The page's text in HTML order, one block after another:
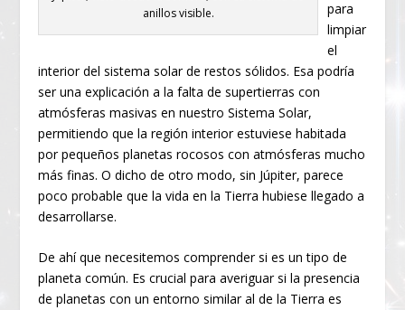
anillos visible.
para
limpiar
el
interior del sistema solar de restos sólidos. Esa podría
ser una explicación a la falta de supertierras con
atmósferas masivas en nuestro Sistema Solar,
permitiendo que la región interior estuviese habitada
por pequeños planetas rocosos con atmósferas mucho
más finas. O dicho de otro modo, sin Júpiter, parece
poco probable que la vida en la Tierra hubiese llegado a
desarrollarse.
De ahí que necesitemos comprender si es un tipo de
planeta común. Es crucial para averiguar si la presencia
de planetas con un entorno similar al de la Tierra es